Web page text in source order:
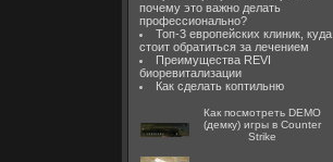
почему это важно делать
профессионально?
Топ-3 европейских клиник, куда
стоит обратиться за лечением
Преимущества REVI
биоревитализации
Как сделать коптильню
Как посмотреть DEMO
(демку) игры в Counter
Strike